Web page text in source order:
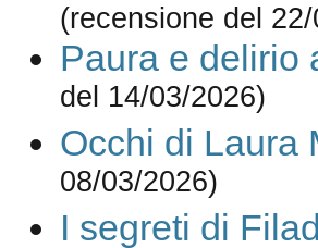
(recensione del
Paura e delirio
del 14/03/2026)
Occhi di Laura
08/03/2026)
I segreti di